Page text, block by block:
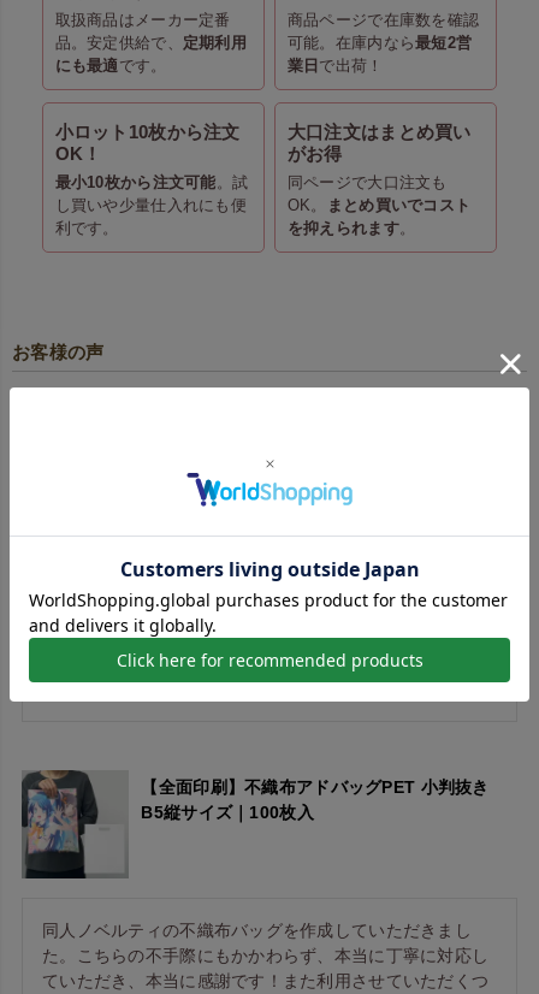
取扱商品はメーカー定番
品。安定供給で、 定期利用
にも最適 です。
商品ページで在庫数を確認
可能。在庫内なら最短2営
業日 で出荷！
小ロット10枚から注文
OK！
最小10枚から注文可能 。試
し買いや少量仕入れにも便
利です。
大口注文はまとめ買い
がお得
同ページで大口注文も
OK。
まとめ買いでコスト
を抑えられます。
お客様の声
いつも利用している印刷所がどうしても納期が間に合わな
いということで、何件も同種類の製品を扱っている所に連
絡。でもこの時期繁忙期でどこも間に合いそうもありませ
んでした。その中こちらのご担当の方は丁寧に相談に載っ
ていただき何とかエンドユーザー様にお届けすることがで
きました
【全面印刷】不織布アドバッグPET 小判抜き
B5縦サイズ｜100枚入
同人ノベルティの不織布バッグを作成していただきまし
た。こちらの不手際にもかかわらず、本当に丁寧に対応し
ていただき、本当に感謝です！また利用させていただくつ